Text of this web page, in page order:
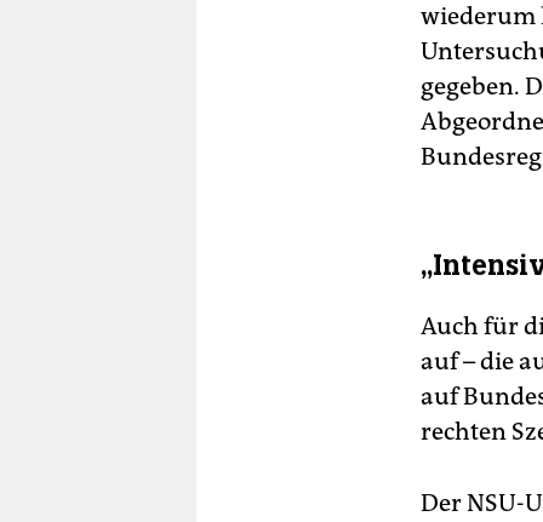
wiederum
gegeben.
Auch für
auf – die
auf
rechten
Der NSU-